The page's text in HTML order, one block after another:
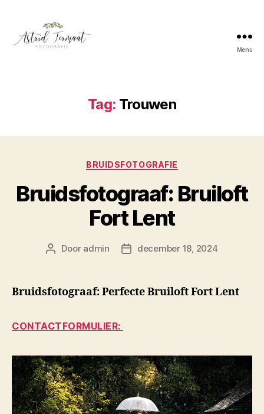
Menu
Tag: Trouwen
Categorieën
BRUIDSFOTOGRAFIE
Bruidsfotograaf: Bruiloft
Fort Lent
Berichtauteur
Door admin Berichtdatum
december 18, 2024
Bruidsfotograaf: Perfecte Bruiloft Fort Lent
CONTACTFORMULIER: